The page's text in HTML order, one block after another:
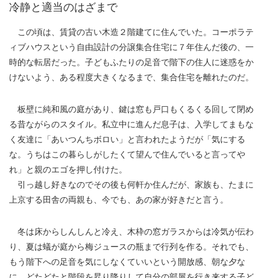
冷静と適当のはざまで
この頃は、賃貸の古い木造２階建てに住んでいた。コーポラテ
ィブハウスという自由設計の分譲集合住宅に７年住んだ後の、一
時的な転居だった。子どもふたりの足音で階下の住人に迷惑をか
けないよう、ある程度大きくなるまで、集合住宅を離れたのだ。
板壁に純和風の庭があり、鍵は窓も戸口もくるくる回して閉め
る昔ながらのスタイル。私立中に進んだ息子は、入学してまもな
く友達に「あいつんちボロい」と言われたようだが「気にする
な。うちはこの暮らしがしたくて望んで住んでいると言ってや
れ」と親のエゴを押し付けた。
引っ越し好きなのでその後も何軒か住んだが、家族も、たまに
上京する田舎の両親も、今でも、あの家が好きだと言う。
冬は床からしんしんと冷え、木枠の窓ガラスからは冷気が伝わ
り、夏は蟻が庭から梅ジュースの瓶まで行列を作る。それでも、
もう階下への足音を気にしなくていいという開放感、朝な夕な